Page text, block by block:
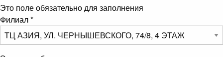
Это поле обязательно для заполнения
Филиал*